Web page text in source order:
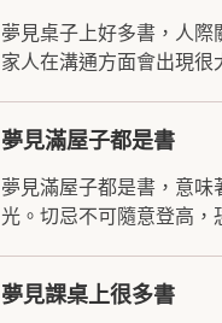
夢見桌子上好多書，人
家人在溝通方面會出現很
夢見滿屋子都是書
夢見滿屋子都是書，意
光。切忌不可隨意登高，
夢見課桌上很多書